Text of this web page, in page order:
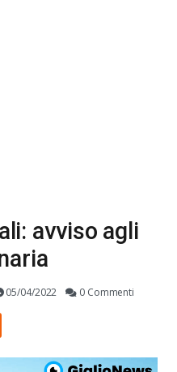
avviso agli
05/04/2022 0 Commenti